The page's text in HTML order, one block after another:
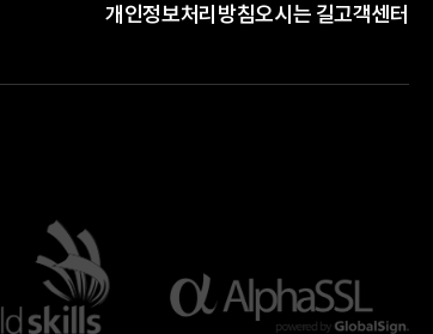
개인정보처리방침오시는 길고객센터